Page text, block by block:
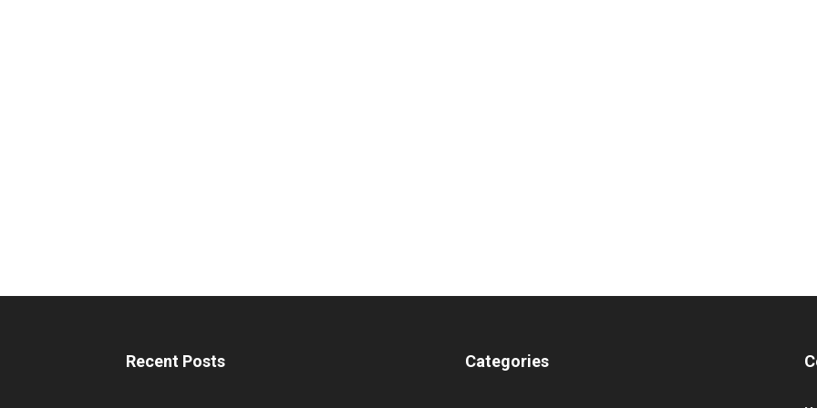
Recent Posts Categories